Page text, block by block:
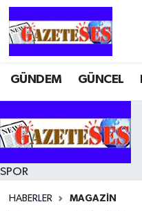
GÜNDEM GÜNCEL
SPOR
HABERLER MAGAZİN